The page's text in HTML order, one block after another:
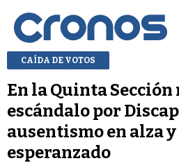
CAÍDA DE VOTOS
En la Quinta
escándalo por
ausentismo en alza
esperanzado